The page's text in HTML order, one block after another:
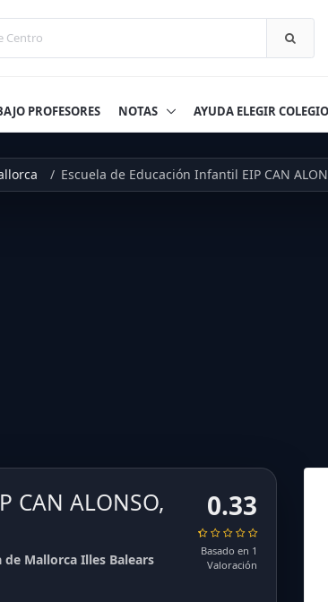
PROFESORES NOTAS AYUDA ELEGIR
Escuela de Educación Infantil EIP CAN
CAN ALONSO,
de Mallorca Illes Balears
0.33
Basado en 1
Valoración